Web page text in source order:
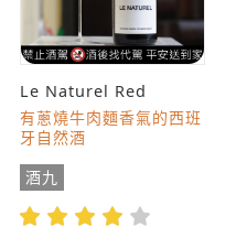
Le Naturel Red
有蔥燒牛肉麵香氣的西班
牙自然酒
酒九